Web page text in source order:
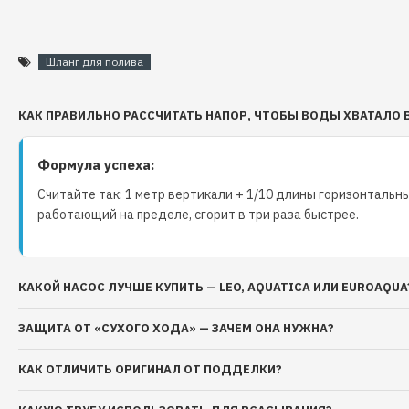
Выбор правильной длины и диаметра:
При выборе поливочного шланга, учтите размер
требования к давлению. Длина 50 метров - отличный
также важен для обеспечения необходимого
выбранный вами шланг соответствует вашим
Уход за шлангом:
Чтобы сохранить долгий срок службы вашего
регулярно проверяйте его на наличие повреждений и
загрязнений после каждого использования. Храните
прохладном месте, защищенном от прямых солнечных
Шланг для полива
КАК ПРАВИЛЬНО РАССЧИТАТЬ НАПОР, ЧТОБЫ ВОДЫ ХВАТАЛО
Формула успеха:
Считайте так: 1 метр вертикали + 1/10 длины
работающий на пределе, сгорит в три раза быстрее.
КАКОЙ НАСОС ЛУЧШЕ КУПИТЬ — LEO, AQUATICA ИЛИ
ЗАЩИТА ОТ «СУХОГО ХОДА» — ЗАЧЕМ ОНА НУЖНА?
КАК ОТЛИЧИТЬ ОРИГИНАЛ ОТ ПОДДЕЛКИ?